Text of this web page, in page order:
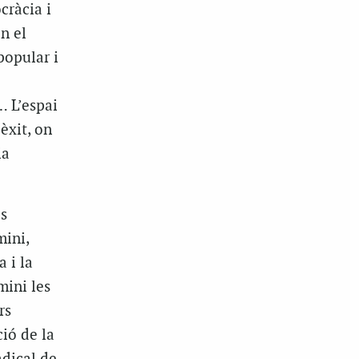
i
el
i
on
i la
les
de la